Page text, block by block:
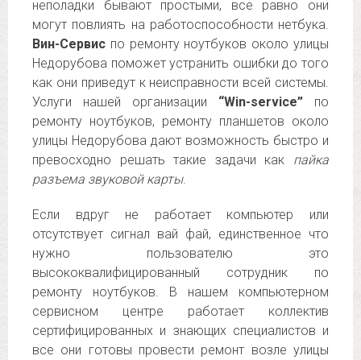
неполадки бывают простыми, все равно они
могут повлиять на работоспособности нетбука.
Вин-Сервис по ремонту ноутбуков около улицы
Недорубова поможет устранить ошибки до того
как они приведут к неисправности всей системы.
Услуги нашей организации “Win-service” по
ремонту ноутбуков, ремонту планшетов около
улицы Недорубова дают возможность быстро и
превосходно решать такие задачи как пайка
разъема звуковой карты.
Если вдруг не работает компьютер или
отсутствует сигнал вай фай, единственное что
нужно пользователю это
высококвалифицированный сотрудник по
ремонту ноутбуков. В нашем компьютерном
сервисном центре работает коллектив
сертифицированных и знающих специалистов и
все они готовы провести ремонт возле улицы